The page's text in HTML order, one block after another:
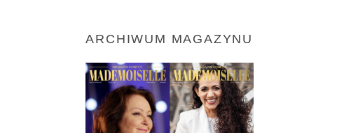
ARCHIWUM MAGAZYNU